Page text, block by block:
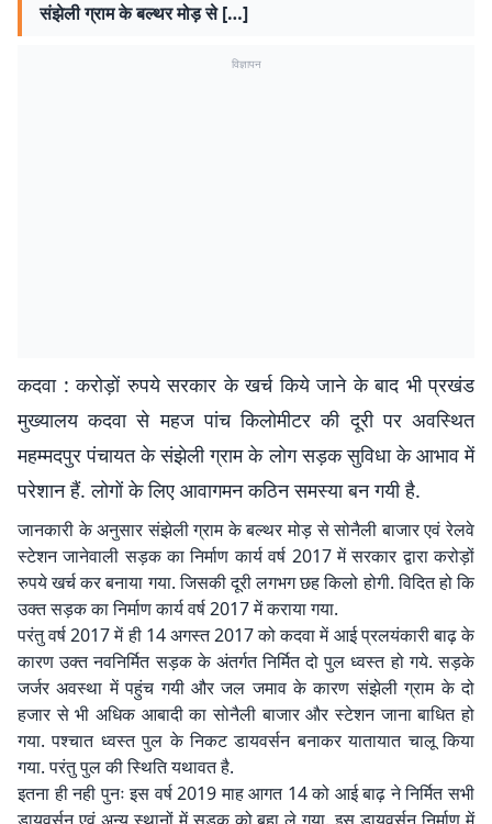
संझेली ग्राम के बल्थर मोड़ से […]
विज्ञापन
कदवा : करोड़ों रुपये सरकार के खर्च किये जाने के बाद भी प्रखंड
मुख्यालय कदवा से महज पांच किलोमीटर की दूरी पर अवस्थित
महम्मदपुर पंचायत के संझेली ग्राम के लोग सड़क सुविधा के आभाव में
परेशान हैं. लोगों के लिए आवागमन कठिन समस्या बन गयी है.
जानकारी के अनुसार संझेली ग्राम के बल्थर मोड़ से सोनैली बाजार एवं रेलवे
स्टेशन जानेवाली सड़क का निर्माण कार्य वर्ष 2017 में सरकार द्वारा करोड़ों
रुपये खर्च कर बनाया गया. जिसकी दूरी लगभग छह किलो होगी. विदित हो कि
उक्त सड़क का निर्माण कार्य वर्ष 2017 में कराया गया.
परंतु वर्ष 2017 में ही 14 अगस्त 2017 को कदवा में आई प्रलयंकारी बाढ़ के
कारण उक्त नवनिर्मित सड़क के अंतर्गत निर्मित दो पुल ध्वस्त हो गये. सड़के
जर्जर अवस्था में पहुंच गयी और जल जमाव के कारण संझेली ग्राम के दो
हजार से भी अधिक आबादी का सोनैली बाजार और स्टेशन जाना बाधित हो
गया. पश्चात ध्वस्त पुल के निकट डायवर्सन बनाकर यातायात चालू किया
गया. परंतु पुल की स्थिति यथावत है.
इतना ही नही पुनः इस वर्ष 2019 माह आगत 14 को आई बाढ़ ने निर्मित सभी